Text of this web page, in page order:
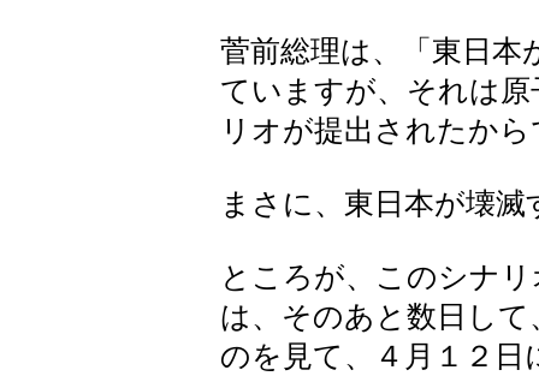
菅前総理は、「東日本
ていますが、それは
リオが提出されたか
まさに、東日本が壊
ところが、このシナ
は、そのあと数日し
のを見て、４月１２